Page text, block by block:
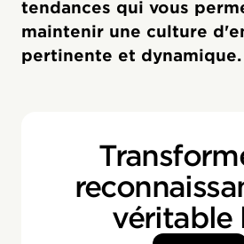
tendances qui vous
maintenir une culture
pertinente et dynamique.
véritable